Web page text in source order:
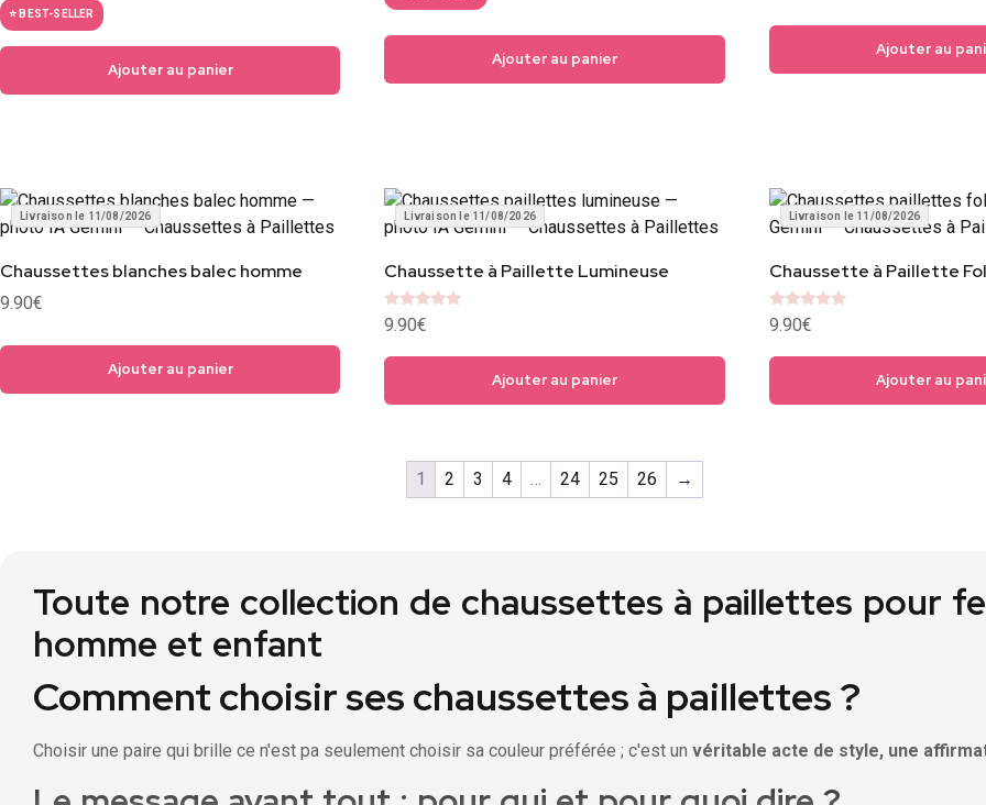
⭐ BEST-SELLER
Ajouter au panier
Ajouter au panier
Ajouter au
Chaussettes blanches balec homme
9.90€
Ajouter au panier
Livraison le 11/08/2026
Chaussette à Paillette Lumineuse
Note
4.67
9.90€
Ajouter au panier
Livraison le 11/08/2026
Chaussette à Paillette
Note
4.67
9.90€
Ajouter au
Livraison le 11/08/2026
1 2 3 4 … 24 25 26 →
Toute notre collection de chaussettes à paillettes pour
homme et enfant
Comment choisir ses chaussettes à paillettes ?
Choisir une paire qui brille ce n'est pa seulement choisir sa couleur préférée ; c'est un véritable acte de style, une